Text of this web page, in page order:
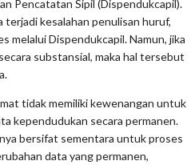
Pencatatan Sipil (Dispendukcapil).
terjadi kesalahan penulisan huruf,
melalui Dispendukcapil. Namun, jika
substansial, maka hal tersebut
tidak memiliki kewenangan untuk
kependudukan secara permanen.
bersifat sementara untuk proses
data yang permanen,